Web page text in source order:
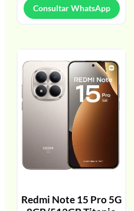
Consultar WhatsApp
Redmi Note 15 Pro 5G